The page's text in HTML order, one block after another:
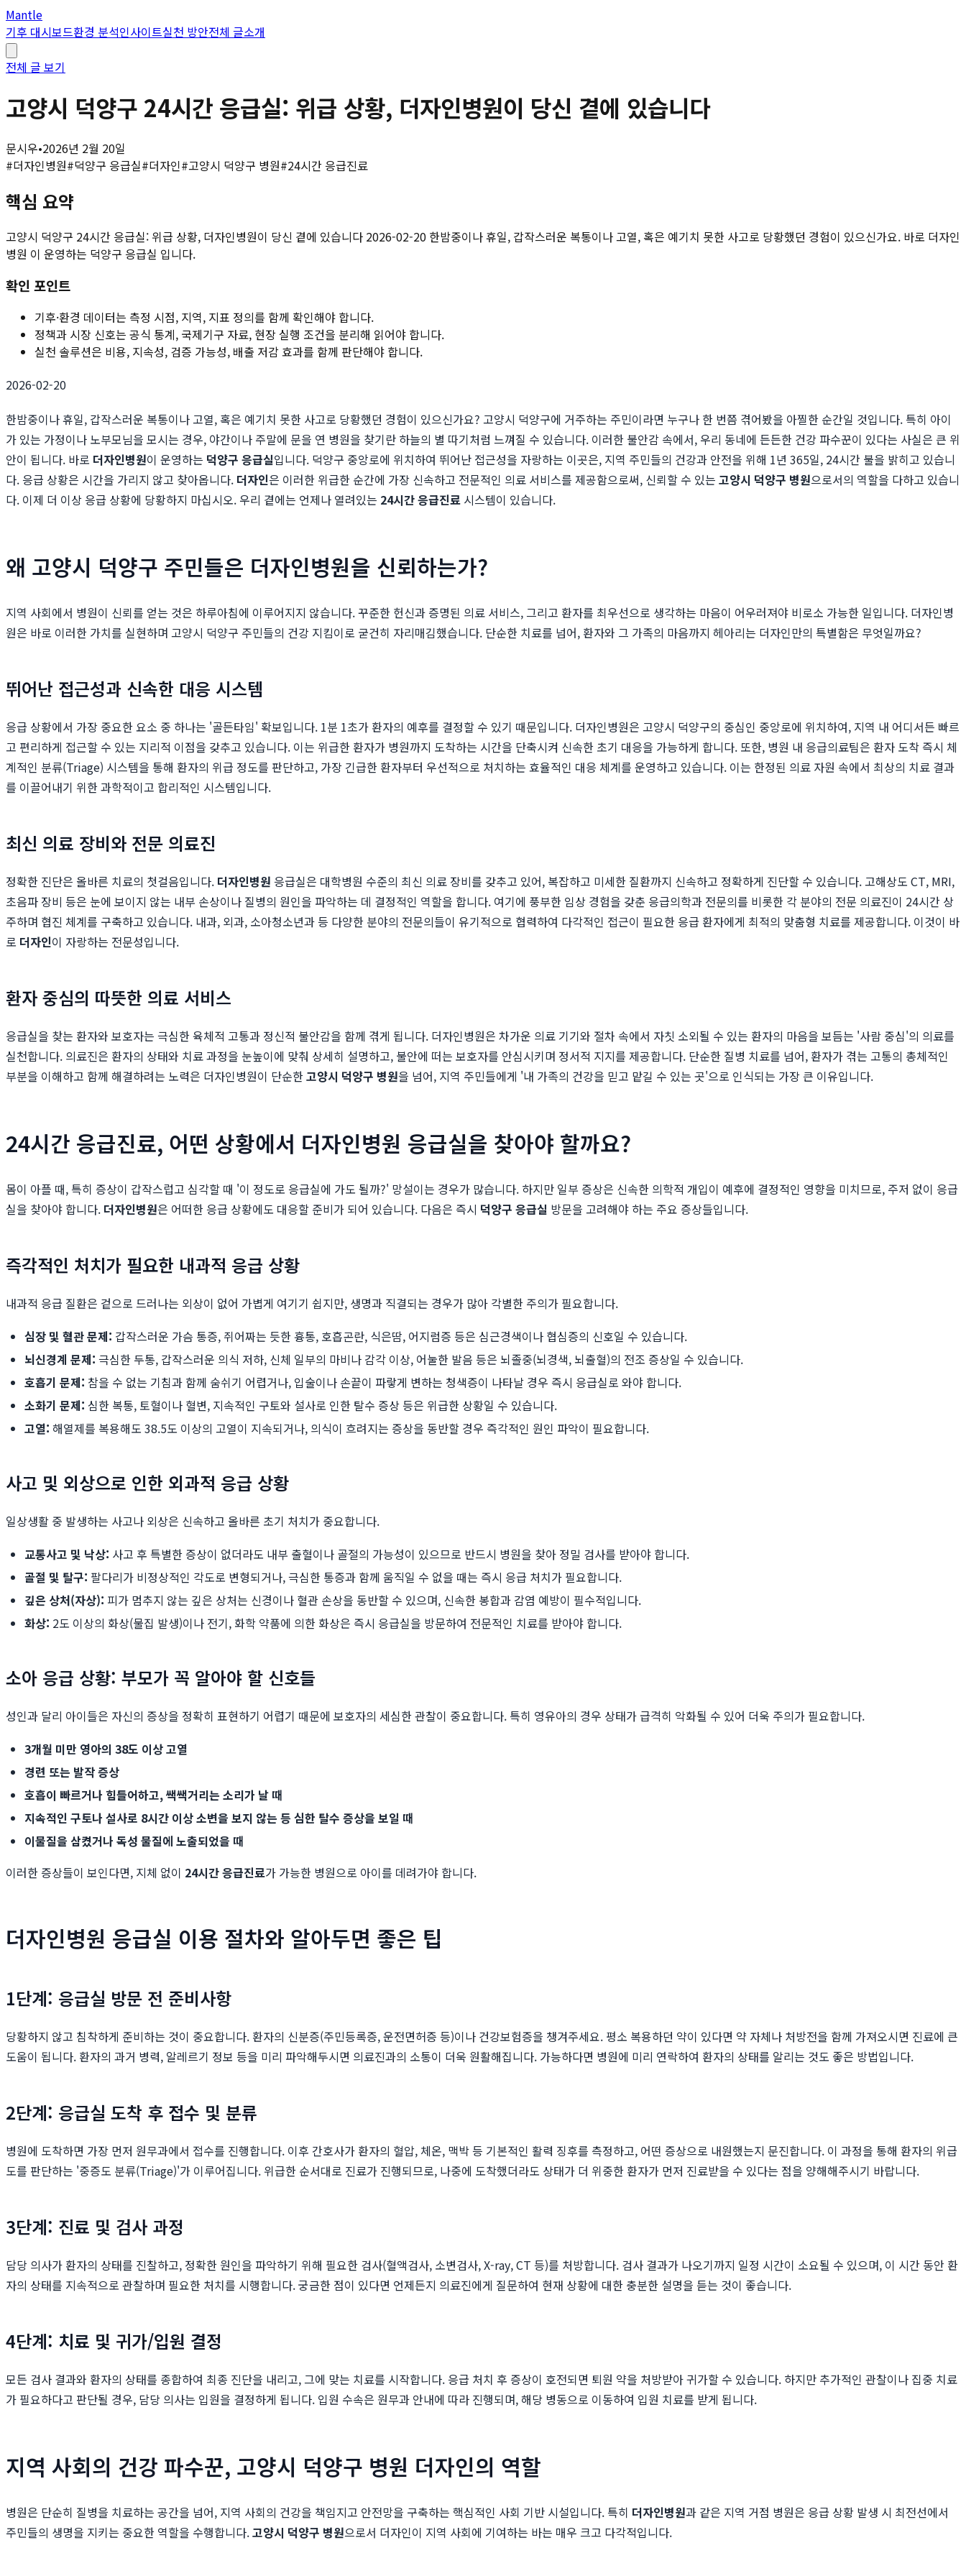
Mantle
기후 대시보드환경 분석인사이트실천 방안전체 글소개
전체 글 보기
고양시 덕양구 24시간 응급실: 위급 상황, 더자인병원이 당신 곁에 있습니다
문시우•2026년 2월 20일
#더자인병원#덕양구 응급실#더자인#고양시 덕양구 병원#24시간 응급진료
핵심 요약
고양시 덕양구 24시간 응급실: 위급 상황, 더자인병원이 당신 곁에 있습니다 2026-02-20 한밤중이나 휴일, 갑작스러운 복통이나 고열, 혹은 예기치 못한 사고로 당황했던 경험이 있으신가요. 바로 더자인
병원 이 운영하는 덕양구 응급실 입니다.
확인 포인트
기후·환경 데이터는 측정 시점, 지역, 지표 정의를 함께 확인해야 합니다.
정책과 시장 신호는 공식 통계, 국제기구 자료, 현장 실행 조건을 분리해 읽어야 합니다.
실천 솔루션은 비용, 지속성, 검증 가능성, 배출 저감 효과를 함께 판단해야 합니다.
2026-02-20
한밤중이나 휴일, 갑작스러운 복통이나 고열, 혹은 예기치 못한 사고로 당황했던 경험이 있으신가요? 고양시 덕양구에 거주하는 주민이라면 누구나 한 번쯤 겪어봤을 아찔한 순간일 것입니다. 특히 아이
가 있는 가정이나 노부모님을 모시는 경우, 야간이나 주말에 문을 연 병원을 찾기란 하늘의 별 따기처럼 느껴질 수 있습니다. 이러한 불안감 속에서, 우리 동네에 든든한 건강 파수꾼이 있다는 사실은 큰 위
안이 됩니다. 바로 더자인병원이 운영하는 덕양구 응급실입니다. 덕양구 중앙로에 위치하여 뛰어난 접근성을 자랑하는 이곳은, 지역 주민들의 건강과 안전을 위해 1년 365일, 24시간 불을 밝히고 있습니
다. 응급 상황은 시간을 가리지 않고 찾아옵니다. 더자인은 이러한 위급한 순간에 가장 신속하고 전문적인 의료 서비스를 제공함으로써, 신뢰할 수 있는 고양시 덕양구 병원으로서의 역할을 다하고 있습니
다. 이제 더 이상 응급 상황에 당황하지 마십시오. 우리 곁에는 언제나 열려있는 24시간 응급진료 시스템이 있습니다.
왜 고양시 덕양구 주민들은 더자인병원을 신뢰하는가?
지역 사회에서 병원이 신뢰를 얻는 것은 하루아침에 이루어지지 않습니다. 꾸준한 헌신과 증명된 의료 서비스, 그리고 환자를 최우선으로 생각하는 마음이 어우러져야 비로소 가능한 일입니다. 더자인병
원은 바로 이러한 가치를 실현하며 고양시 덕양구 주민들의 건강 지킴이로 굳건히 자리매김했습니다. 단순한 치료를 넘어, 환자와 그 가족의 마음까지 헤아리는 더자인만의 특별함은 무엇일까요?
뛰어난 접근성과 신속한 대응 시스템
응급 상황에서 가장 중요한 요소 중 하나는 '골든타임' 확보입니다. 1분 1초가 환자의 예후를 결정할 수 있기 때문입니다. 더자인병원은 고양시 덕양구의 중심인 중앙로에 위치하여, 지역 내 어디서든 빠르
고 편리하게 접근할 수 있는 지리적 이점을 갖추고 있습니다. 이는 위급한 환자가 병원까지 도착하는 시간을 단축시켜 신속한 초기 대응을 가능하게 합니다. 또한, 병원 내 응급의료팀은 환자 도착 즉시 체
계적인 분류(Triage) 시스템을 통해 환자의 위급 정도를 판단하고, 가장 긴급한 환자부터 우선적으로 처치하는 효율적인 대응 체계를 운영하고 있습니다. 이는 한정된 의료 자원 속에서 최상의 치료 결과
를 이끌어내기 위한 과학적이고 합리적인 시스템입니다.
최신 의료 장비와 전문 의료진
정확한 진단은 올바른 치료의 첫걸음입니다. 더자인병원 응급실은 대학병원 수준의 최신 의료 장비를 갖추고 있어, 복잡하고 미세한 질환까지 신속하고 정확하게 진단할 수 있습니다. 고해상도 CT, MRI,
초음파 장비 등은 눈에 보이지 않는 내부 손상이나 질병의 원인을 파악하는 데 결정적인 역할을 합니다. 여기에 풍부한 임상 경험을 갖춘 응급의학과 전문의를 비롯한 각 분야의 전문 의료진이 24시간 상
주하며 협진 체계를 구축하고 있습니다. 내과, 외과, 소아청소년과 등 다양한 분야의 전문의들이 유기적으로 협력하여 다각적인 접근이 필요한 응급 환자에게 최적의 맞춤형 치료를 제공합니다. 이것이 바
로 더자인이 자랑하는 전문성입니다.
환자 중심의 따뜻한 의료 서비스
응급실을 찾는 환자와 보호자는 극심한 육체적 고통과 정신적 불안감을 함께 겪게 됩니다. 더자인병원은 차가운 의료 기기와 절차 속에서 자칫 소외될 수 있는 환자의 마음을 보듬는 '사람 중심'의 의료를
실천합니다. 의료진은 환자의 상태와 치료 과정을 눈높이에 맞춰 상세히 설명하고, 불안에 떠는 보호자를 안심시키며 정서적 지지를 제공합니다. 단순한 질병 치료를 넘어, 환자가 겪는 고통의 총체적인
부분을 이해하고 함께 해결하려는 노력은 더자인병원이 단순한고양시 덕양구 병원을 넘어, 지역 주민들에게 '내 가족의 건강을 믿고 맡길 수 있는 곳'으로 인식되는 가장 큰 이유입니다.
24시간 응급진료, 어떤 상황에서 더자인병원 응급실을 찾아야 할까요?
몸이 아플 때, 특히 증상이 갑작스럽고 심각할 때 '이 정도로 응급실에 가도 될까?' 망설이는 경우가 많습니다. 하지만 일부 증상은 신속한 의학적 개입이 예후에 결정적인 영향을 미치므로, 주저 없이 응급
실을 찾아야 합니다. 더자인병원은 어떠한 응급 상황에도 대응할 준비가 되어 있습니다. 다음은 즉시 덕양구 응급실 방문을 고려해야 하는 주요 증상들입니다.
즉각적인 처치가 필요한 내과적 응급 상황
내과적 응급 질환은 겉으로 드러나는 외상이 없어 가볍게 여기기 쉽지만, 생명과 직결되는 경우가 많아 각별한 주의가 필요합니다.
심장 및 혈관 문제: 갑작스러운 가슴 통증, 쥐어짜는 듯한 흉통, 호흡곤란, 식은땀, 어지럼증 등은 심근경색이나 협심증의 신호일 수 있습니다.
뇌신경계 문제: 극심한 두통, 갑작스러운 의식 저하, 신체 일부의 마비나 감각 이상, 어눌한 발음 등은 뇌졸중(뇌경색, 뇌출혈)의 전조 증상일 수 있습니다.
호흡기 문제: 참을 수 없는 기침과 함께 숨쉬기 어렵거나, 입술이나 손끝이 파랗게 변하는 청색증이 나타날 경우 즉시 응급실로 와야 합니다.
소화기 문제: 심한 복통, 토혈이나 혈변, 지속적인 구토와 설사로 인한 탈수 증상 등은 위급한 상황일 수 있습니다.
고열: 해열제를 복용해도 38.5도 이상의 고열이 지속되거나, 의식이 흐려지는 증상을 동반할 경우 즉각적인 원인 파악이 필요합니다.
사고 및 외상으로 인한 외과적 응급 상황
일상생활 중 발생하는 사고나 외상은 신속하고 올바른 초기 처치가 중요합니다.
교통사고 및 낙상: 사고 후 특별한 증상이 없더라도 내부 출혈이나 골절의 가능성이 있으므로 반드시 병원을 찾아 정밀 검사를 받아야 합니다.
골절 및 탈구: 팔다리가 비정상적인 각도로 변형되거나, 극심한 통증과 함께 움직일 수 없을 때는 즉시 응급 처치가 필요합니다.
깊은 상처(자상): 피가 멈추지 않는 깊은 상처는 신경이나 혈관 손상을 동반할 수 있으며, 신속한 봉합과 감염 예방이 필수적입니다.
화상: 2도 이상의 화상(물집 발생)이나 전기, 화학 약품에 의한 화상은 즉시 응급실을 방문하여 전문적인 치료를 받아야 합니다.
소아 응급 상황: 부모가 꼭 알아야 할 신호들
성인과 달리 아이들은 자신의 증상을 정확히 표현하기 어렵기 때문에 보호자의 세심한 관찰이 중요합니다. 특히 영유아의 경우 상태가 급격히 악화될 수 있어 더욱 주의가 필요합니다.
3개월 미만 영아의 38도 이상 고열
경련 또는 발작 증상
호흡이 빠르거나 힘들어하고, 쌕쌕거리는 소리가 날 때
지속적인 구토나 설사로 8시간 이상 소변을 보지 않는 등 심한 탈수 증상을 보일 때
이물질을 삼켰거나 독성 물질에 노출되었을 때
이러한 증상들이 보인다면, 지체 없이 24시간 응급진료가 가능한 병원으로 아이를 데려가야 합니다.
더자인병원 응급실 이용 절차와 알아두면 좋은 팁
1단계: 응급실 방문 전 준비사항
당황하지 않고 침착하게 준비하는 것이 중요합니다. 환자의 신분증(주민등록증, 운전면허증 등)이나 건강보험증을 챙겨주세요. 평소 복용하던 약이 있다면 약 자체나 처방전을 함께 가져오시면 진료에 큰
도움이 됩니다. 환자의 과거 병력, 알레르기 정보 등을 미리 파악해두시면 의료진과의 소통이 더욱 원활해집니다. 가능하다면 병원에 미리 연락하여 환자의 상태를 알리는 것도 좋은 방법입니다.
2단계: 응급실 도착 후 접수 및 분류
병원에 도착하면 가장 먼저 원무과에서 접수를 진행합니다. 이후 간호사가 환자의 혈압, 체온, 맥박 등 기본적인 활력 징후를 측정하고, 어떤 증상으로 내원했는지 문진합니다. 이 과정을 통해 환자의 위급
도를 판단하는 '중증도 분류(Triage)'가 이루어집니다. 위급한 순서대로 진료가 진행되므로, 나중에 도착했더라도 상태가 더 위중한 환자가 먼저 진료받을 수 있다는 점을 양해해주시기 바랍니다.
3단계: 진료 및 검사 과정
담당 의사가 환자의 상태를 진찰하고, 정확한 원인을 파악하기 위해 필요한 검사(혈액검사, 소변검사, X-ray, CT 등)를 처방합니다. 검사 결과가 나오기까지 일정 시간이 소요될 수 있으며, 이 시간 동안 환
자의 상태를 지속적으로 관찰하며 필요한 처치를 시행합니다. 궁금한 점이 있다면 언제든지 의료진에게 질문하여 현재 상황에 대한 충분한 설명을 듣는 것이 좋습니다.
4단계: 치료 및 귀가/입원 결정
모든 검사 결과와 환자의 상태를 종합하여 최종 진단을 내리고, 그에 맞는 치료를 시작합니다. 응급 처치 후 증상이 호전되면 퇴원 약을 처방받아 귀가할 수 있습니다. 하지만 추가적인 관찰이나 집중 치료
가 필요하다고 판단될 경우, 담당 의사는 입원을 결정하게 됩니다. 입원 수속은 원무과 안내에 따라 진행되며, 해당 병동으로 이동하여 입원 치료를 받게 됩니다.
지역 사회의 건강 파수꾼, 고양시 덕양구 병원 더자인의 역할
병원은 단순히 질병을 치료하는 공간을 넘어, 지역 사회의 건강을 책임지고 안전망을 구축하는 핵심적인 사회 기반 시설입니다. 특히 더자인병원과 같은 지역 거점 병원은 응급 상황 발생 시 최전선에서
주민들의 생명을 지키는 중요한 역할을 수행합니다.고양시 덕양구 병원으로서 더자인이 지역 사회에 기여하는 바는 매우 크고 다각적입니다.